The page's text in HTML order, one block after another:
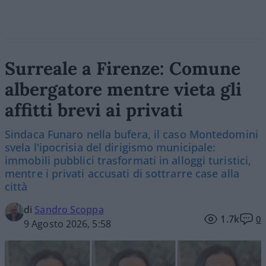
Surreale a Firenze: Comune
albergatore mentre vieta gli
affitti brevi ai privati
Sindaca Funaro nella bufera, il caso Montedomini
svela l'ipocrisia del dirigismo municipale:
immobili pubblici trasformati in alloggi turistici,
mentre i privati accusati di sottrarre case alla
città
di Sandro Scoppa
9 Agosto 2026, 5:58
1.7k 0